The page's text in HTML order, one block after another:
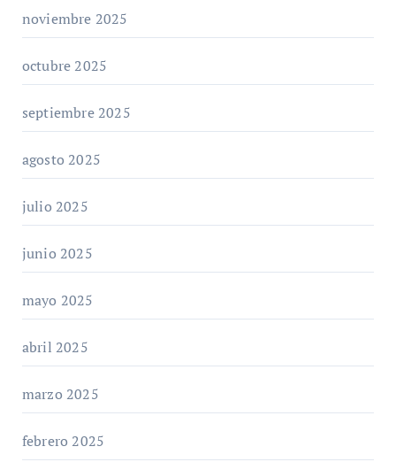
noviembre 2025
octubre 2025
septiembre 2025
agosto 2025
julio 2025
junio 2025
mayo 2025
abril 2025
marzo 2025
febrero 2025